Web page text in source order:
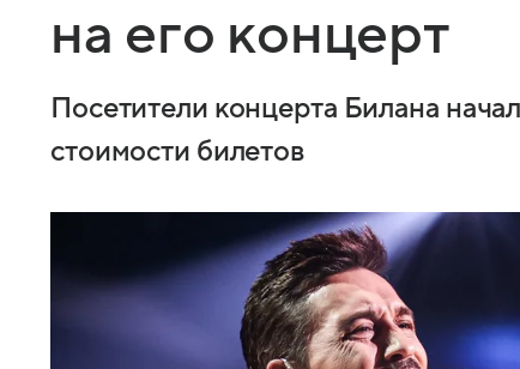
на его концерт
Посетители концерта Билана
стоимости билетов